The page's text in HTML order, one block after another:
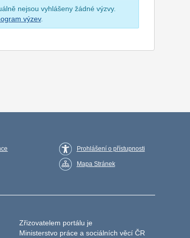
nejsou vyhlášeny žádné výzvy.
výzev.
Prohlášení o přístupnosti
Mapa Stránek
Zřizovatelem portálu je
Ministerstvo práce a sociálních věcí ČR